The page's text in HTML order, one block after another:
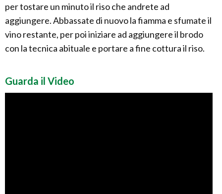
per tostare un minuto il riso che andrete ad
aggiungere. Abbassate di nuovo la fiamma e sfumate il
vino restante, per poi iniziare ad aggiungere il brodo
con la tecnica abituale e portare a fine cottura il riso.
Guarda il Video